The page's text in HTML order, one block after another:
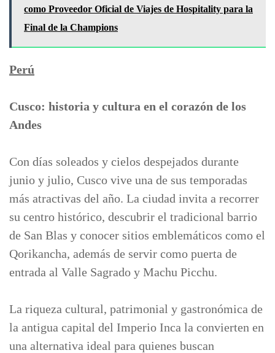
como Proveedor Oficial de Viajes de Hospitality para la
Final de la Champions
Perú
Cusco: historia y cultura en el corazón de los
Andes
Con días soleados y cielos despejados durante
junio y julio, Cusco vive una de sus temporadas
más atractivas del año. La ciudad invita a recorrer
su centro histórico, descubrir el tradicional barrio
de San Blas y conocer sitios emblemáticos como el
Qorikancha, además de servir como puerta de
entrada al Valle Sagrado y Machu Picchu.
La riqueza cultural, patrimonial y gastronómica de
la antigua capital del Imperio Inca la convierten en
una alternativa ideal para quienes buscan